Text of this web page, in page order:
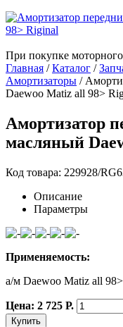
При покупке
Главная /Каталог /
Амортизаторы /
Daewoo Matiz all 98>
Амортизатор
масляный
Код товара: 229928/
Описание
Параметры
Применяемость:
а/м Daewoo Matiz all 98>
Цена: 2 725 Р.
Купить